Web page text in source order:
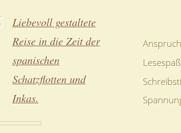
Liebevoll gestaltete
Reise in die Zeit der
spanischen
Schatzflotten und
Inkas.
Anspruch
Lesespaß